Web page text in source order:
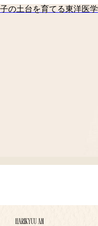
の土台を育てる東洋医学